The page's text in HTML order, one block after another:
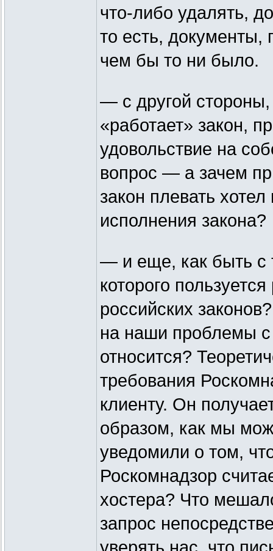
что-либо удалять,
то есть,
чем бы то ни было.
— с другой стороны,
«работает» закон,
удовольствие на
вопрос — а зачем
закон плевать
исполнения закона?
— и еще, как быть с
которого
российских
на наши проблемы с
относится?
требования
клиенту. Он
образом, как мы
уведомили о том,
Роскомнадзор
хостера? Что
запрос